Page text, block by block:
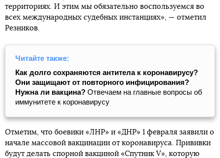
территориях. И этим мы обязательно воспользуемся во
всех международных судебных инстанциях», — отметил
Резников.
Читайте также:
Как долго сохраняются антитела к коронавирусу?
Они защищают от повторного инфицирования?
Нужна ли вакцина? Отвечаем на главные вопросы об
иммунитете к коронавирусу
Отметим, что боевики «ЛНР» и «ДНР» 1 февраля заявили о
начале массовой вакцинации от коронавируса. Прививки
будут делать спорной вакциной «Спутник V», которую